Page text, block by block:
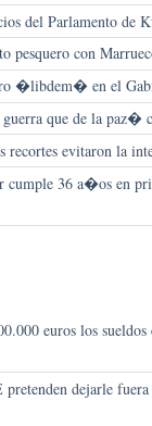
del Parlamento de
pesquero con
�libdem� en el
que de la paz�
recortes evitaron la
cumple 36 a�os en
euros los sueldos
dejarle